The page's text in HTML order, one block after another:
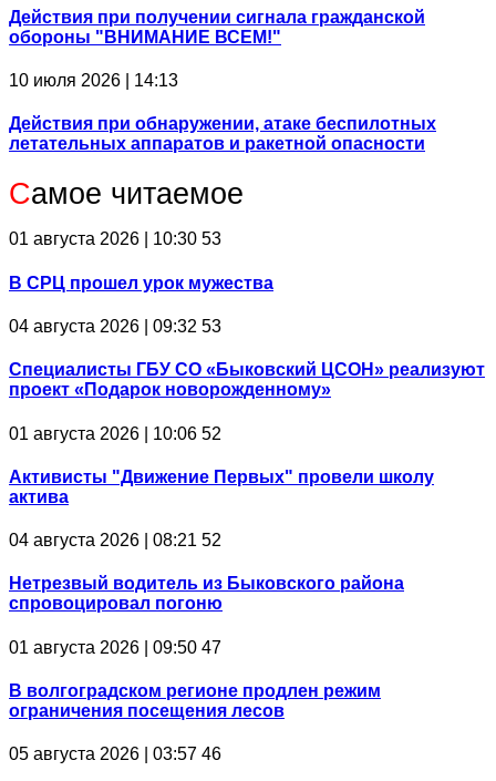
Действия при получении сигнала гражданской
обороны "ВНИМАНИЕ ВСЕМ!"
10 июля 2026 | 14:13
Действия при обнаружении, атаке беспилотных
летательных аппаратов и ракетной опасности
Самое читаемое
01 августа 2026 | 10:30 53
В СРЦ прошел урок мужества
04 августа 2026 | 09:32 53
Специалисты ГБУ СО «Быковский ЦСОН» реализуют
проект «Подарок новорожденному»
01 августа 2026 | 10:06 52
Активисты "Движение Первых" провели школу
актива
04 августа 2026 | 08:21 52
Нетрезвый водитель из Быковского района
спровоцировал погоню
01 августа 2026 | 09:50 47
В волгоградском регионе продлен режим
ограничения посещения лесов
05 августа 2026 | 03:57 46